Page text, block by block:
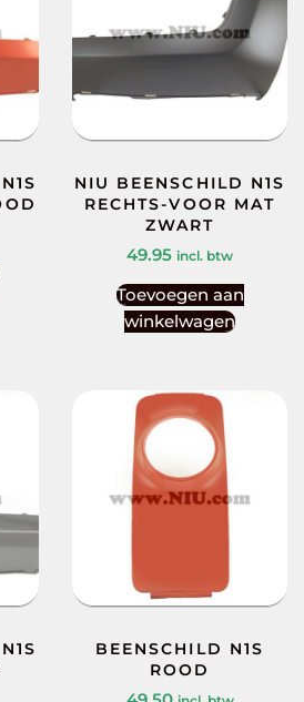
NIU BEENSCHILD N1S
RECHTS-VOOR MAT
ZWART
49.95 incl. btw
Toevoegen aan
winkelwagen
BEENSCHILD N1S
ROOD